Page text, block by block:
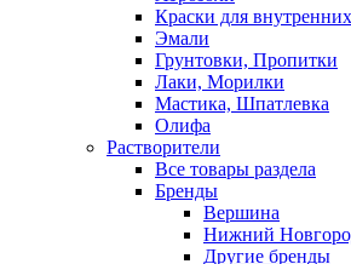
Краски для
Эмали
Грунтовки, Пропитки
Лаки, Морилки
Мастика, Шпатлевка
Олифа
Растворители
Все товары раздела
Бренды
Вершина
Нижний
Другие бренды